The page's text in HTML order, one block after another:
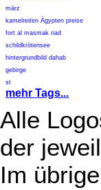
märz
kamelreiten Ägypten preise
fort al masmak riad
schildkrötensee
hintergrundbild dahab
gebirge
st
mehr Tags...
Alle
der
Im